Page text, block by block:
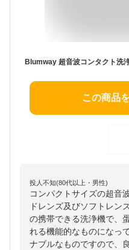
この商品
投人不知(80代以上・男性)
コンパクトサイズの超音
ドレンズ及びソフトレン
の携帯できる洗浄機で、
れる機能的なものになっ
ナブルなものですので、